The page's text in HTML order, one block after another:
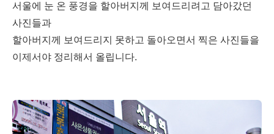
서울에 눈 온 풍경을 할아버지께 보여드리려고 담아갔던
사진들과
할아버지께 보여드리지 못하고 돌아오면서 찍은 사진들을
이제서야 정리해서 올립니다.